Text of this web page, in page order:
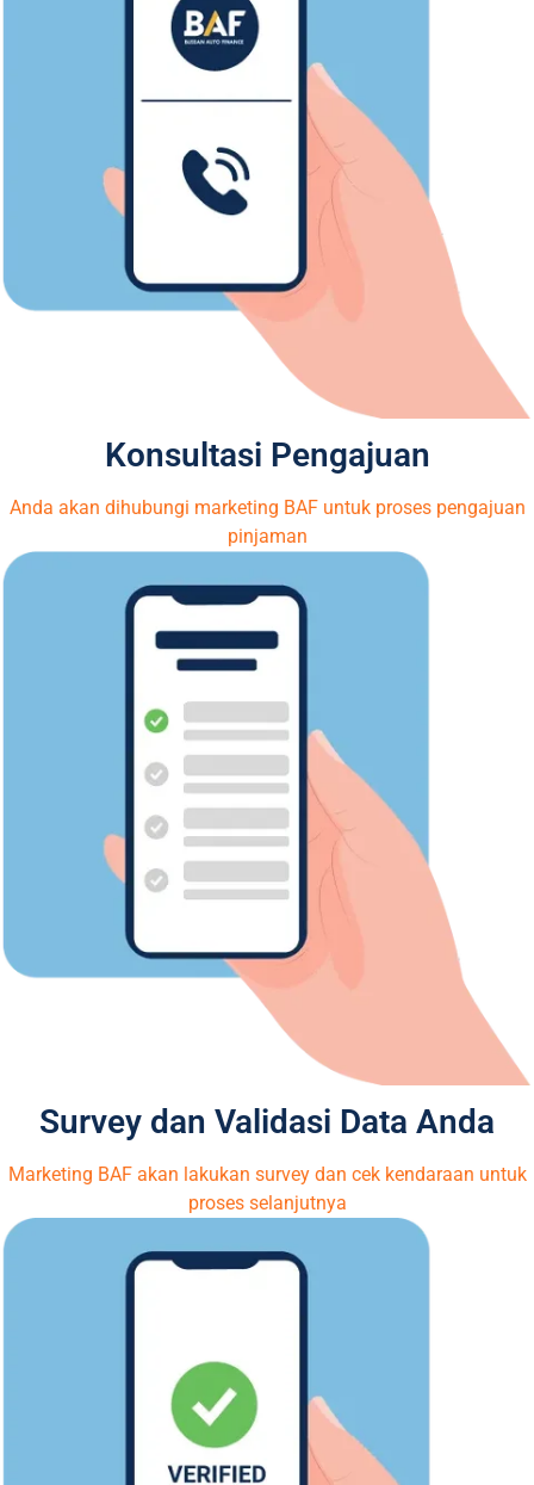
Konsultasi Pengajuan
Anda akan dihubungi marketing BAF untuk proses pengajuan
pinjaman
Survey dan Validasi Data Anda
Marketing BAF akan lakukan survey dan cek kendaraan untuk
proses selanjutnya